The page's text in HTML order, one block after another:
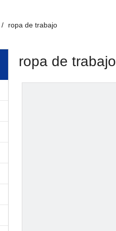
/ ropa de trabajo
ropa de trabajo